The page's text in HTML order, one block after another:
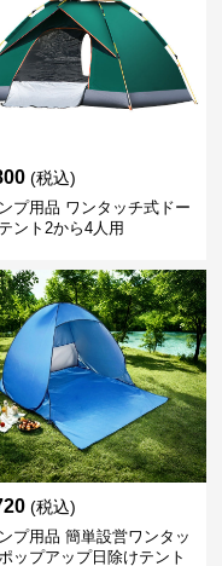
(税込)
プ用品 ワンタッチ式ドー
ント2から4人用
(税込)
プ用品 簡単設営ワンタッ
ップアップ日除けテント